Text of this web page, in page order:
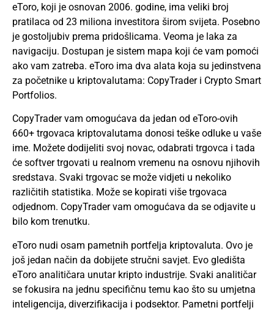
eToro, koji je osnovan 2006. godine, ima veliki broj
pratilaca od 23 miliona investitora širom svijeta. Posebno
je gostoljubiv prema pridošlicama. Veoma je laka za
navigaciju. Dostupan je sistem mapa koji će vam pomoći
ako vam zatreba. eToro ima dva alata koja su jedinstvena
za početnike u kriptovalutama: CopyTrader i Crypto Smart
Portfolios.
CopyTrader vam omogućava da jedan od eToro-ovih
660+ trgovaca kriptovalutama donosi teške odluke u vaše
ime. Možete dodijeliti svoj novac, odabrati trgovca i tada
će softver trgovati u realnom vremenu na osnovu njihovih
sredstava. Svaki trgovac se može vidjeti u nekoliko
različitih statistika. Može se kopirati više trgovaca
odjednom. CopyTrader vam omogućava da se odjavite u
bilo kom trenutku.
eToro nudi osam pametnih portfelja kriptovaluta. Ovo je
još jedan način da dobijete stručni savjet. Evo gledišta
eToro analitičara unutar kripto industrije. Svaki analitičar
se fokusira na jednu specifičnu temu kao što su umjetna
inteligencija, diverzifikacija i podsektor. Pametni portfelji